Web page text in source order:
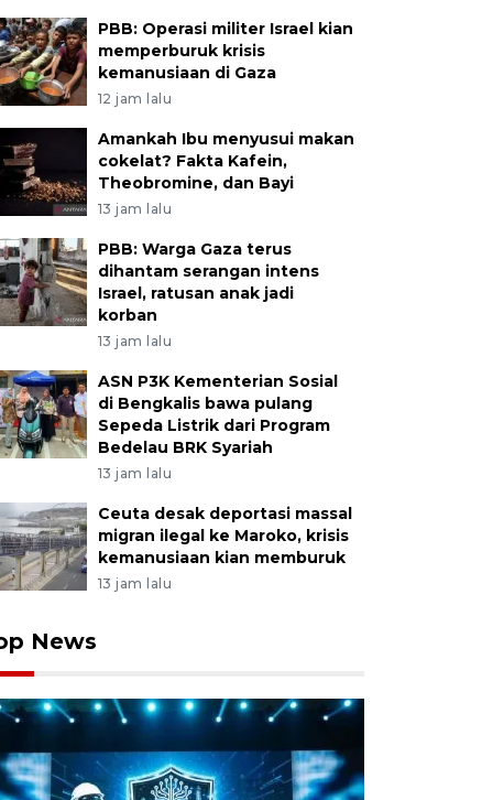
PBB: Operasi militer Israel kian
memperburuk krisis
kemanusiaan di Gaza
12 jam lalu
Amankah Ibu menyusui makan
cokelat? Fakta Kafein,
Theobromine, dan Bayi
13 jam lalu
PBB: Warga Gaza terus
dihantam serangan intens
Israel, ratusan anak jadi
korban
13 jam lalu
ASN P3K Kementerian Sosial
di Bengkalis bawa pulang
Sepeda Listrik dari Program
Bedelau BRK Syariah
13 jam lalu
Ceuta desak deportasi massal
migran ilegal ke Maroko, krisis
kemanusiaan kian memburuk
13 jam lalu
News